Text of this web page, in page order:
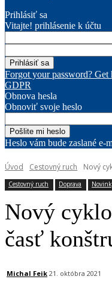
Prihlásiť sa
Vitajte! prihlásenie k účtu
Forgot your password? Get
GDPR
Obnova hesla
Obnoviť svoje heslo
Heslo vám bude zaslané e-
Úvod Cestovný ruch Nový
Cestovný ruch Doprava
Nový
časť
Michal Feik 21. októbra 2021